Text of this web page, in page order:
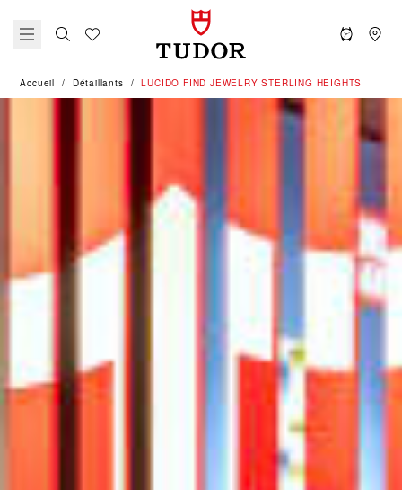
Accueil Détaillants ‭LUCIDO FIND JEWELRY STERLING HEIGHTS‬